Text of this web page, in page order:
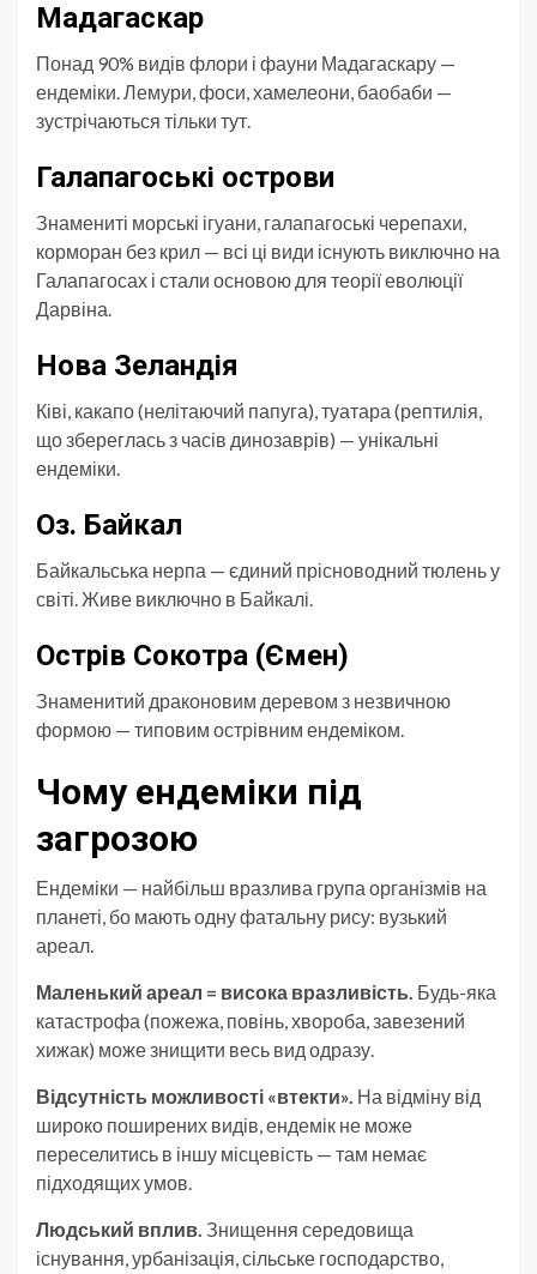
Мадагаскар
Понад 90% видів флори і фауни Мадагаскару —
ендеміки. Лемури, фоси, хамелеони, баобаби —
зустрічаються тільки тут.
Галапагоські острови
Знамениті морські ігуани, галапагоські черепахи,
корморан без крил — всі ці види існують виключно на
Галапагосах і стали основою для теорії еволюції
Дарвіна.
Нова Зеландія
Ківі, какапо (нелітаючий папуга), туатара (рептилія,
що збереглась з часів динозаврів) — унікальні
ендеміки.
Оз. Байкал
Байкальська нерпа — єдиний прісноводний тюлень у
світі. Живе виключно в Байкалі.
Острів Сокотра (Ємен)
Знаменитий драконовим деревом з незвичною
формою — типовим острівним ендеміком.
Чому ендеміки під
загрозою
Ендеміки — найбільш вразлива група організмів на
планеті, бо мають одну фатальну рису: вузький
ареал.
Маленький ареал = висока вразливість. Будь-яка
катастрофа (пожежа, повінь, хвороба, завезений
хижак) може знищити весь вид одразу.
Відсутність можливості «втекти». На відміну від
широко поширених видів, ендемік не може
переселитись в іншу місцевість — там немає
підходящих умов.
Людський вплив. Знищення середовища
існування, урбанізація, сільське господарство,